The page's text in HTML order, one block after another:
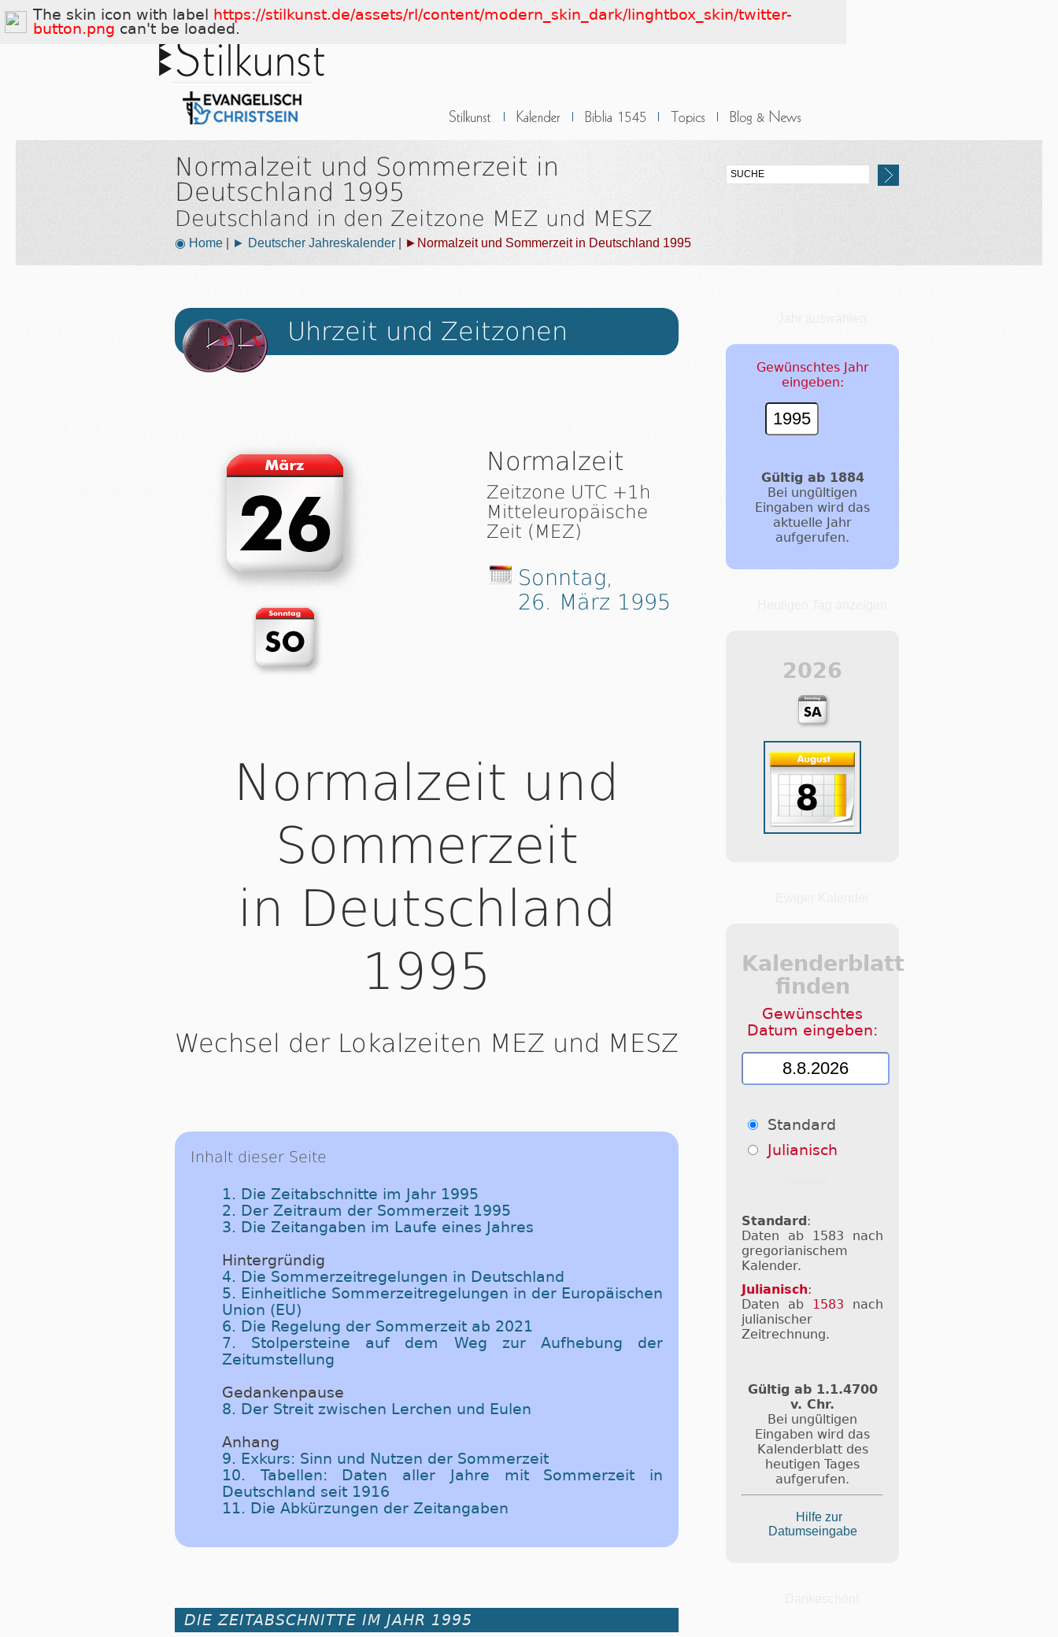
Normalzeit und Sommerzeit in
Deutschland 1995
Deutschland in den Zeitzone MEZ und MESZ
◉ Home ► Deutscher Jahreskalender ►Normalzeit und Sommerzeit in Deutschland 1995
Uhrzeit und Zeitzonen
Normalzeit
Zeitzone UTC +1h
Mitteleuropäische
Zeit (MEZ)
Sonntag,
26. März 1995
Normalzeit und
Sommerzeit
in Deutschland
1995
Wechsel der Lokalzeiten MEZ und MESZ
Inhalt dieser Seite
1. Die Zeitabschnitte im Jahr 1995
2. Der Zeitraum der Sommerzeit 1995
3. Die Zeitangaben im Laufe eines Jahres
Hintergründig
4. Die Sommerzeitregelungen in Deutschland
5. Einheitliche Sommerzeitregelungen in der Europäischen
Union (EU)
6. Die Regelung der Sommerzeit ab 2021
7. Stolpersteine auf dem Weg zur Aufhebung der
Zeitumstellung
Gedankenpause
8. Der Streit zwischen Lerchen und Eulen
Anhang
9. Exkurs: Sinn und Nutzen der Sommerzeit
10. Tabellen: Daten aller Jahre mit Sommerzeit in
Deutschland seit 1916
11. Die Abkürzungen der Zeitangaben
DIE ZEITABSCHNITTE IM JAHR 1995
Gewünschtes Jahr
eingeben:
Gültig ab 1884
Bei ungültigen
Eingaben wird das
aktuelle Jahr
aufgerufen.
2026
Kalenderblatt
finden
Gewünschtes
Datum eingeben:
Standard
Julianisch
Standard :
Daten ab 1583 nach
gregorianischem
Kalender.
Julianisch:
Daten ab 1583 nach
julianischer
Zeitrechnung.
Gültig ab 1.1.4700
v. Chr.
Bei ungültigen
Eingaben wird das
Kalenderblatt des
heutigen Tages
aufgerufen.
Hilfe zur
Datumseingabe
The skin icon with label
https://stilkunst.de/assets/rl/content/modern_skin_dark/linghtbox_skin/twitter-
button.png can't be loaded.